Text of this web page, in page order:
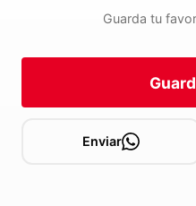
Guarda tu
Enviar